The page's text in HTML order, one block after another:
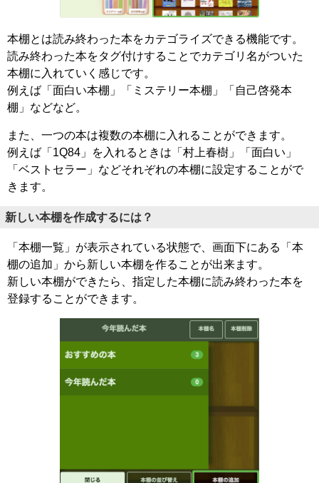
本棚とは読み終わった本をカテゴライズできる機能です。
読み終わった本をタグ付けすることでカテゴリ名がついた
本棚に入れていく感じです。
例えば「面白い本棚」「ミステリー本棚」「自己啓発本
棚」などなど。
また、一つの本は複数の本棚に入れることができます。
例えば「1Q84」を入れるときは「村上春樹」「面白い」
「ベストセラー」などそれぞれの本棚に設定することがで
きます。
新しい本棚を作成するには？
「本棚一覧」が表示されている状態で、画面下にある「本
棚の追加」から新しい本棚を作ることが出来ます。
新しい本棚ができたら、指定した本棚に読み終わった本を
登録することができます。